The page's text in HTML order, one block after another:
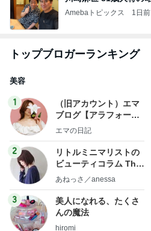
Amebaトピックス 1日前
トップブロガーランキング
美容
1
（旧アカウント）エマ
ブログ【アラフォー会
社売却セカンドライ
エマの日記
2
リトルミニマリストの
ビューティコラム The
little minimalist's bea
あねっさ／anessa
3
美人になれる、たくさ
んの魔法
hiromi